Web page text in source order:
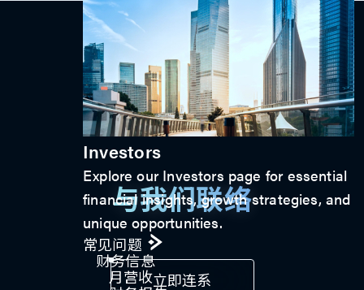
Investors
Explore our Investors page for essential
financial insights, growth strategies, and
unique opportunities.
常见问题
财务信息
月营收
与我们联络
立即连系